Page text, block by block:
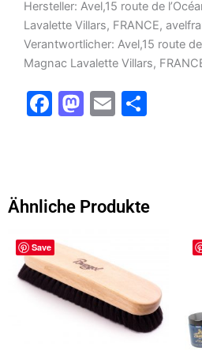
Hersteller: Avel,15 route de
Lavalette Villars, FRANCE,
Verantwortlicher: Avel,15 route
Magnac Lavalette Villars,
F
b
o
k
M
d
n
E
Ähnliche Produkte
Save